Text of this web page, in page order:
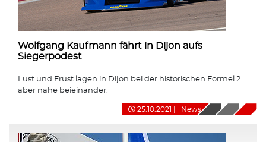
Wolfgang Kaufmann fährt in Dijon aufs
Siegerpodest
Lust und Frust lagen in Dijon bei der historischen Formel 2
aber nahe beieinander.
25.10.2021 News